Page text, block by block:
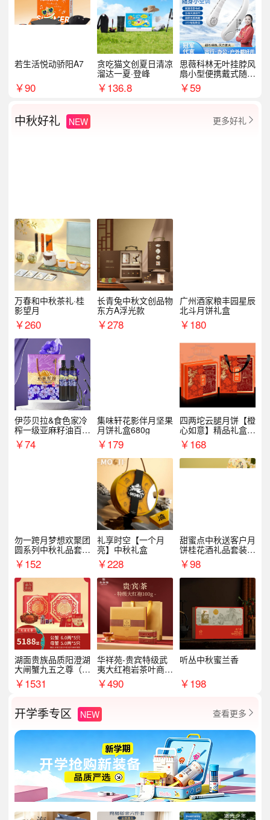
若生活悦动骄阳A7
￥90
贪吃猫文创夏日清凉
溜达一夏·登峰
￥136.8
思薇科林无叶挂脖风
扇小型便携戴式随身
挂脖子降温神器
￥59
中秋好礼 NEW 更多好礼 
万春和中秋茶礼·桂
影望月
￥260
长青兔中秋文创品物
东方A浮光款
￥278
广州酒家粮丰园星辰
北斗月饼礼盒
￥180
伊莎贝拉&食色家冷
榨一级亚麻籽油百紫
千红500ml*2礼盒
￥74
集味轩花影伴月坚果
月饼礼盒680g
￥179
四两坨云腿月饼【橙
心如意】精品礼盒4
50g/盒
￥168
勿一跨月梦想欢聚团
圆系列中秋礼品套装
企业送客户商务伴手
礼
￥152
礼享时空【一个月
亮】中秋礼盒
￥228
甜蜜点中秋送客户月
饼桂花酒礼品套装D
AL1377
￥98
湖面贵族品质阳澄湖
大闸蟹九五之尊（卡
券）5188型
￥1531
华祥苑-贵宾特级武
夷大红袍岩茶叶商务
礼盒中秋节送长辈1
00g
￥490
听丛中秋蜜兰香
￥198
开学季专区 NEW 查看更多 